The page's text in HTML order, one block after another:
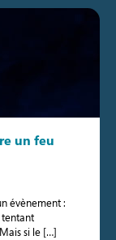
un feu
évènement :
si le […]